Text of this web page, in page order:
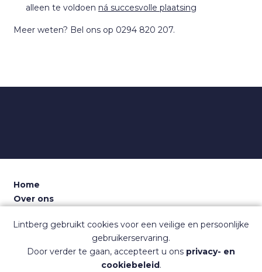
alleen te voldoen ná succesvolle plaatsing
Meer weten? Bel ons op 0294 820 207.
Home
Over ons
Dashboard
Sitemap
Veelgestelde vragen
Lintberg gebruikt cookies voor een veilige en persoonlijke
gebruikerservaring.
Door verder te gaan, accepteert u ons privacy- en
cookiebeleid .